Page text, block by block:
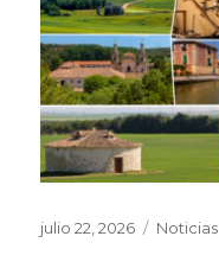
Publicado
julio 22, 2026